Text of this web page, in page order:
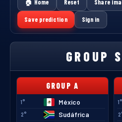
🏠 Home Reset Share
Save prediction Sign in
GROUP
GROUP A
1° México
2° Sudáfrica
1°